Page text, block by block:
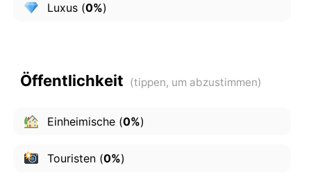
Luxus(0%)
Öffentlichkeit
Einheimische(0%)
Touristen(0%)